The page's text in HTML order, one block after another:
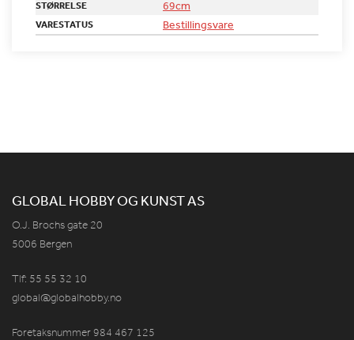
STØRRELSE
69cm
VARESTATUS Bestillingsvare
GLOBAL HOBBY OG KUNST AS
O.J. Brochs gate 20
5006 Bergen
Tlf: 55 55 32 10
global@globalhobby.no
Foretaksnummer 984 467 125